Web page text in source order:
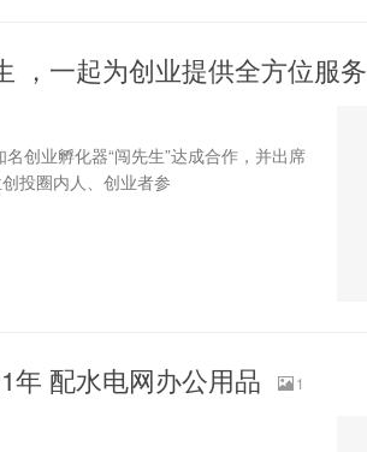
，一起为创业提供全方位服务
创业孵化器“闯先生”达成合作，并出席
投圈内人、创业者参
年 配水电网办公用品
1